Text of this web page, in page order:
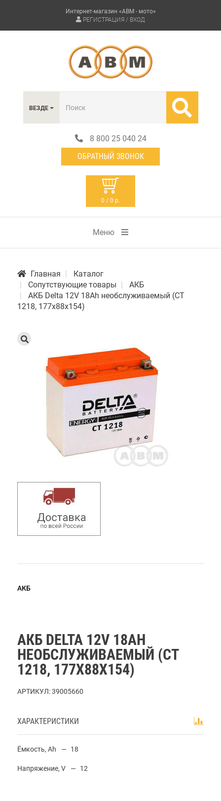
Интернет-магазин «АВМ - мото»
РЕГИСТРАЦИЯ / ВХОД
ВЕЗДЕ
8 800 25 040 24
ОБРАТНЫЙ ЗВОНОК
0 / 0 р.
Меню
Главная
Каталог
Сопутствующие товары
АКБ
АКБ Delta 12V 18Ah необслуживаемый (СТ
1218, 177x88x154)
АКБ
АКБ DELTA 12V 18AH
НЕОБСЛУЖИВАЕМЫЙ (СТ
1218, 177X88X154)
АРТИКУЛ:39005660
ХАРАКТЕРИСТИКИ
Ёмкость, Ah 18
Напряжение, V 12